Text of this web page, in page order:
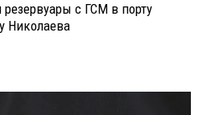
с ГСМ в порту
Николаева